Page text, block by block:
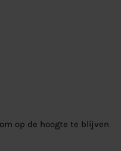
op de hoogte te blijven